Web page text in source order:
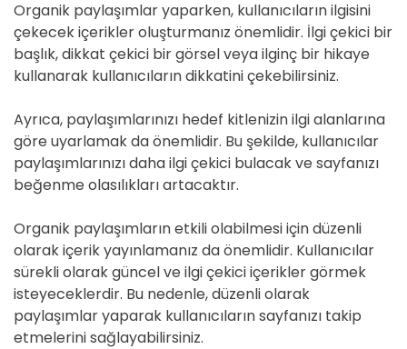
Organik paylaşımlar yaparken, kullanıcıların ilgisini
çekecek içerikler oluşturmanız önemlidir. İlgi çekici bir
başlık, dikkat çekici bir görsel veya ilginç bir hikaye
kullanarak kullanıcıların dikkatini çekebilirsiniz.
Ayrıca, paylaşımlarınızı hedef kitlenizin ilgi alanlarına
göre uyarlamak da önemlidir. Bu şekilde, kullanıcılar
paylaşımlarınızı daha ilgi çekici bulacak ve sayfanızı
beğenme olasılıkları artacaktır.
Organik paylaşımların etkili olabilmesi için düzenli
olarak içerik yayınlamanız da önemlidir. Kullanıcılar
sürekli olarak güncel ve ilgi çekici içerikler görmek
isteyeceklerdir. Bu nedenle, düzenli olarak
paylaşımlar yaparak kullanıcıların sayfanızı takip
etmelerini sağlayabilirsiniz.